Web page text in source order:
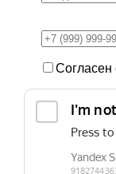
Согласен